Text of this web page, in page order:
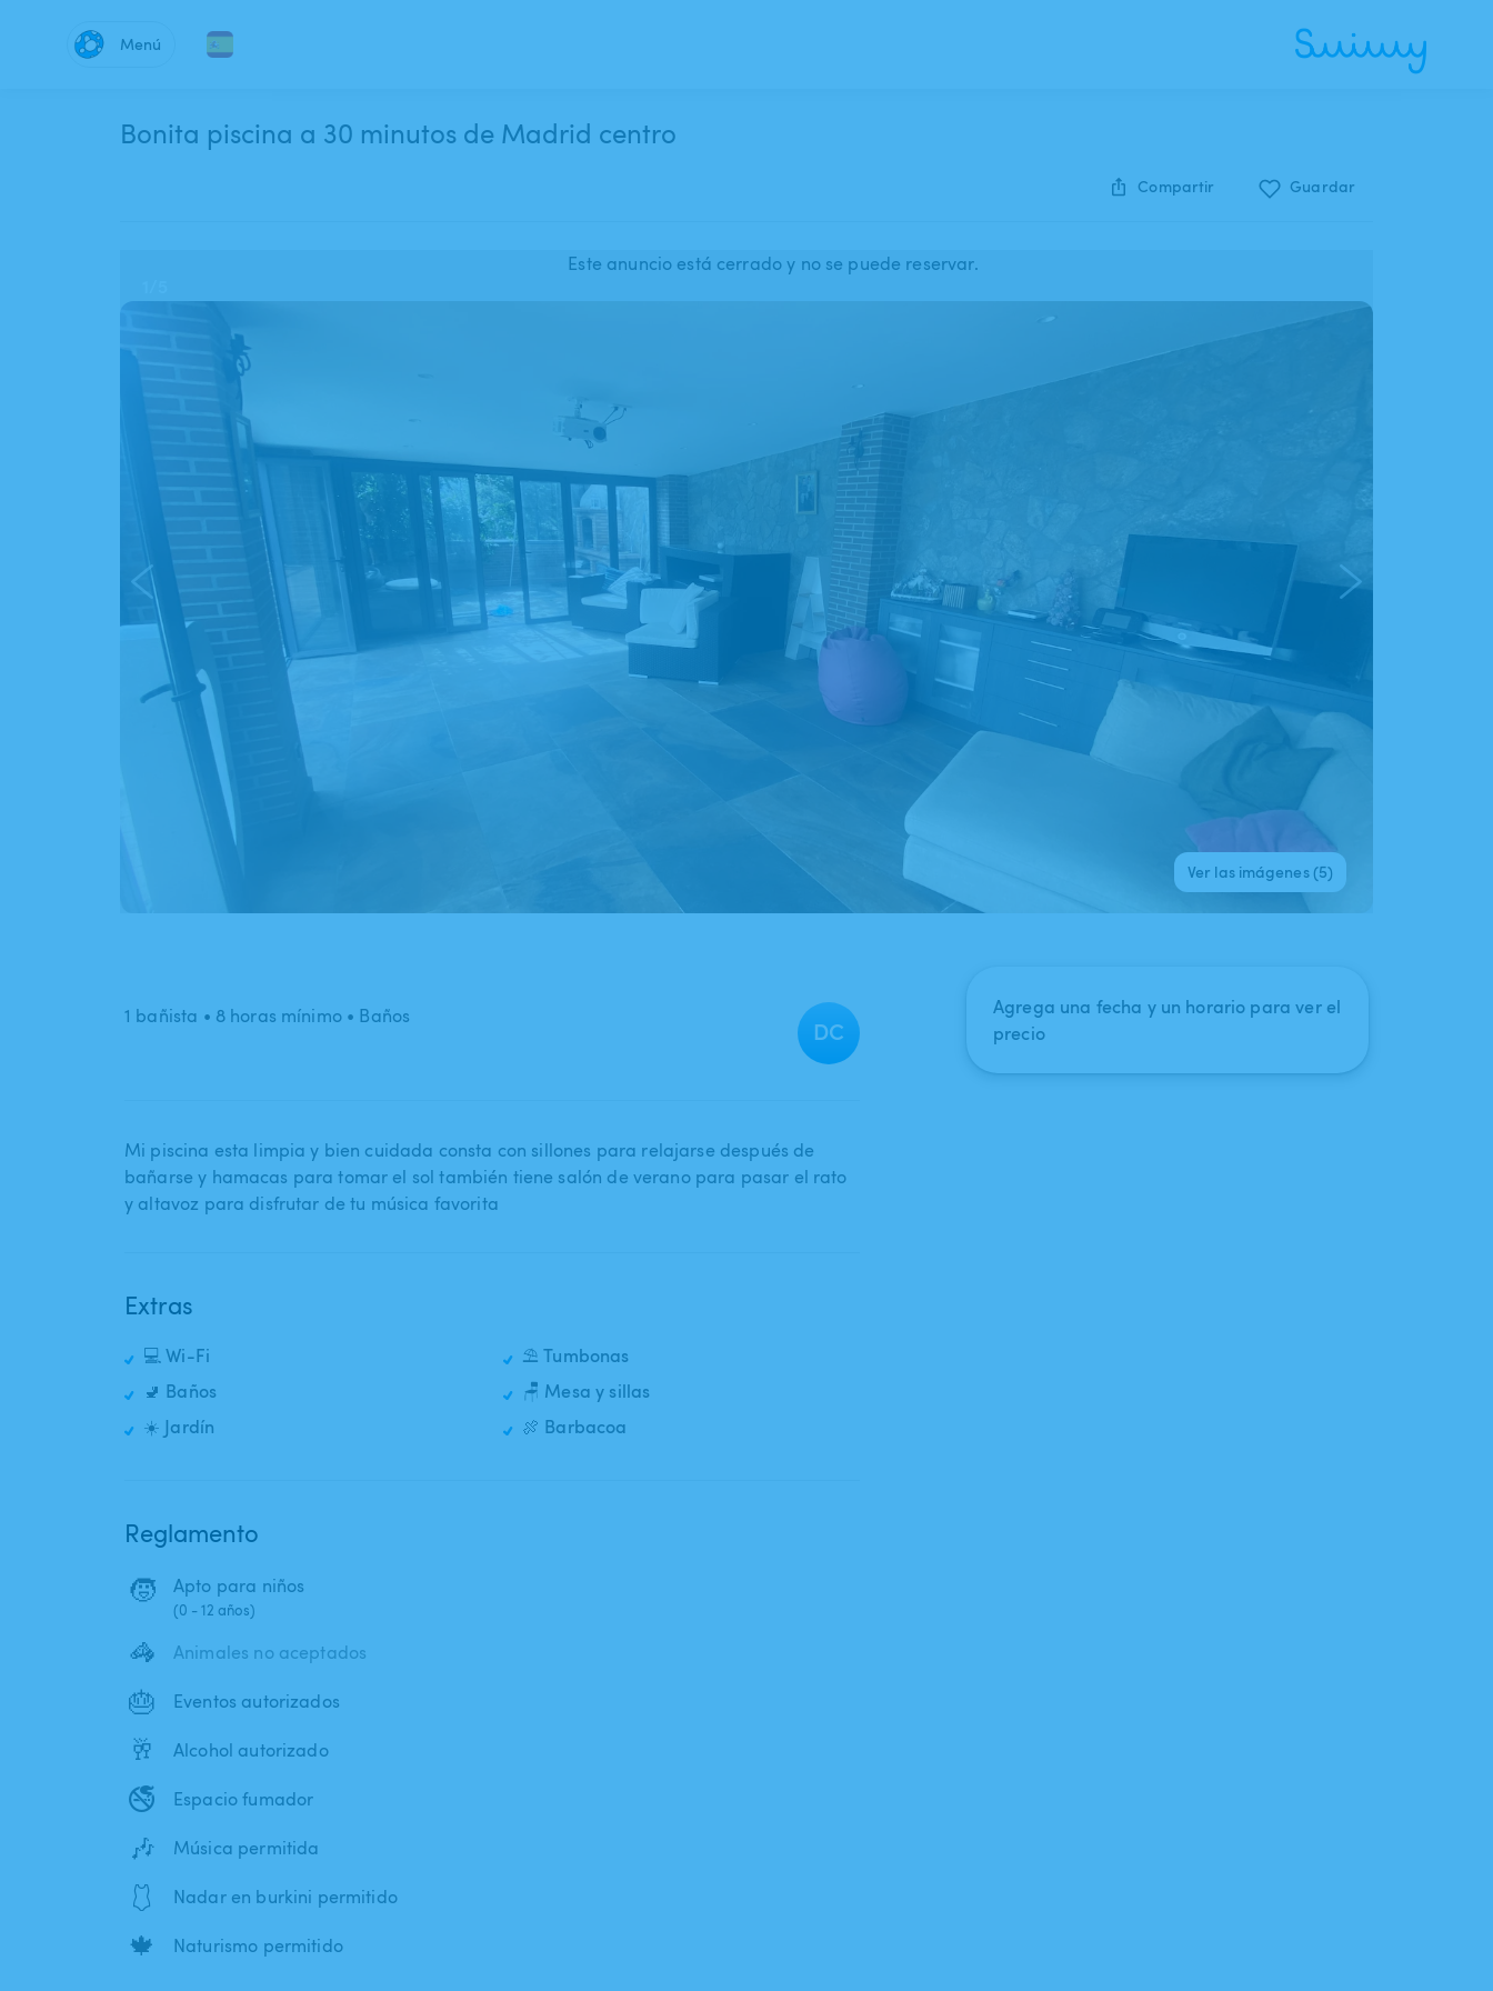
Menú
Bonita piscina a 30 minutos de Madrid centro
Compartir Guardar
Este anuncio está cerrado y no se puede reservar.
Ver las imágenes (5)
1 bañista • 8 horas mínimo• Baños DC
Mi piscina esta limpia y bien cuidada consta con sillones para relajarse después de
bañarse y hamacas para tomar el sol también tiene salón de verano para pasar el rato
y altavoz para disfrutar de tu música favorita
Extras
💻 Wi-Fi
🚽 Baños
☀️ Jardín
⛱️ Tumbonas
🪑 Mesa y sillas
🍖 Barbacoa
Reglamento
🧒 Apto para niños
(0 - 12 años)
🦓 Animales no aceptados
🎂 Eventos autorizados
🥂 Alcohol autorizado
🚭 Espacio fumador
🎶 Música permitida
🩱 Nadar en burkini permitido
🍁 Naturismo permitido
Agrega una fecha y un horario para ver el
precio